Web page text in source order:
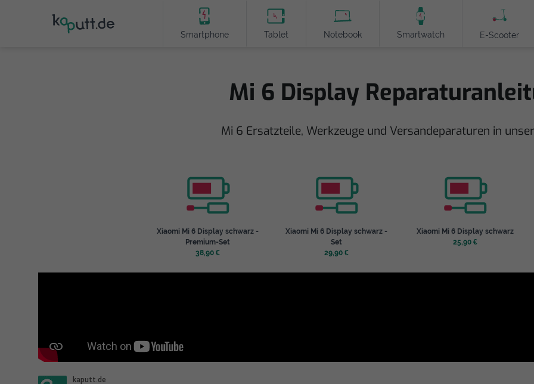
Smartphone Tablet Notebook Smartwatch E-Scooter
Mi 6 Display
Mi 6 Ersatzteile, Werkzeuge und Versandeparaturen in
Xiaomi Mi 6 Display schwarz -
Premium-Set
38,90 €
Xiaomi Mi 6 Display schwarz -
Set
29,90 €
Xiaomi Mi 6 Display schwarz
25,90 €